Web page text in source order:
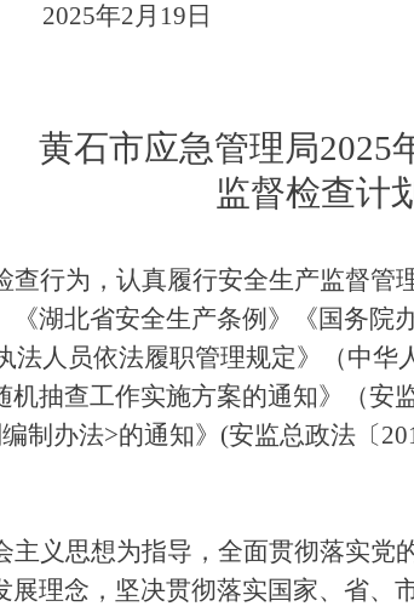
2025年2月19日
黄石市应急管理局2025
监督检查计
查行为，认真履行安全生产监督
湖北省安全生产条例》《国务院
法人员依法履职管理规定》（中
抽查工作实施方案的通知》（安
制办法>的通知》(安监总政法〔
主义思想为指导，全面贯彻落实
理念，坚决贯彻落实国家、省